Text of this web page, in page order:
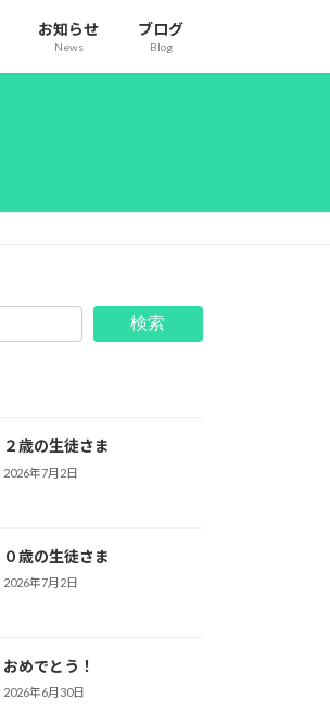
お知らせ
News
ブログ
Blog
検索
２歳の生徒さま
2026年7月2日
０歳の生徒さま
2026年7月2日
おめでとう！
2026年6月30日